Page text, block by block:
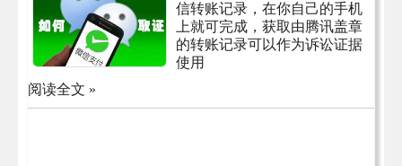
信转账记录，在你自己的手机
上就可完成，获取由腾讯盖章
的转账记录可以作为诉讼证据
使用
阅读全文 »